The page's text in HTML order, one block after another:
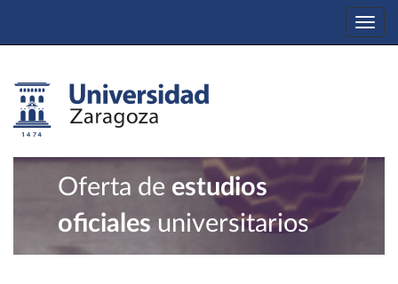
Oferta de estudios
oficiales universitarios